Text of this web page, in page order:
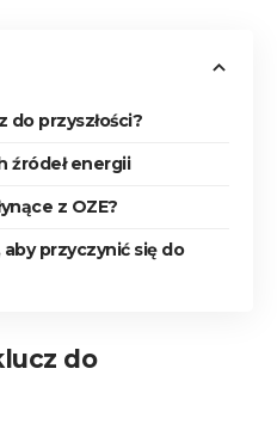
do przyszłości?
źródeł energii
z OZE?
przyczynić się do
do